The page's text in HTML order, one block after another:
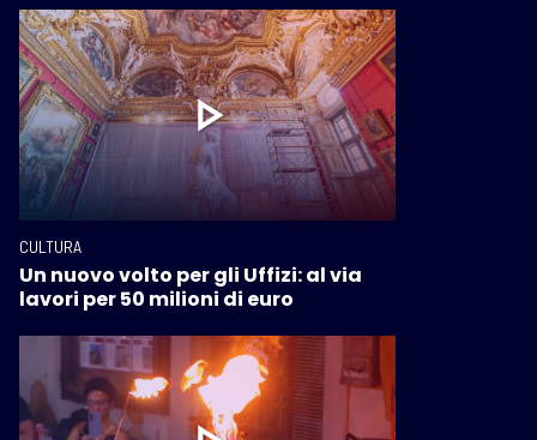
CULTURA
Un nuovo volto per gli Uffizi: al via
lavori per 50 milioni di euro